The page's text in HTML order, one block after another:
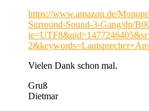
https://www.amazon.de/
Surround-Sound-3-Gang/dp/
Vielen Dank schon mal.
Gruß
Dietmar